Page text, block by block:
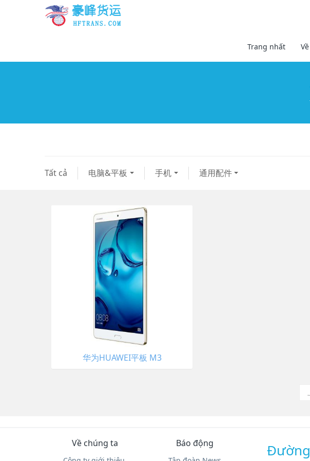
Trang nhất
Tất cả 电脑&平板 手机 通用配件
华为HUAWEI平板 M3
Về chúng ta Báo động